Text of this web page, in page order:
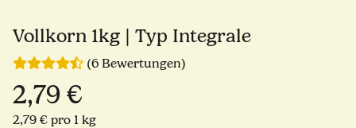
Vollkorn 1kg | Typ Integrale
(6 Bewertungen)
2,79 €
2,79 € pro 1 kg